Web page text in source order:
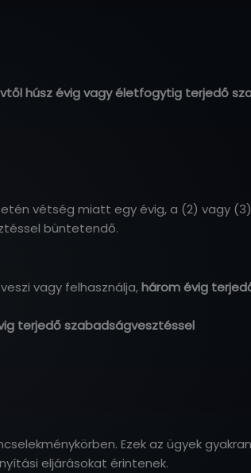
húsz évig vagy életfogytig terjedő
vétség miatt egy évig, a (2) vagy
büntetendő.
vagy felhasználja,három évig
terjedő szabadságvesztéssel
Ezek az ügyek
eljárásokat érintenek.